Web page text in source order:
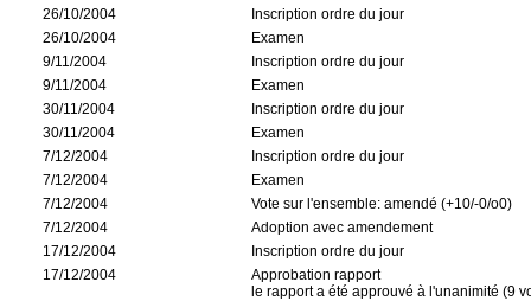
26/10/2004
Inscription ordre du jour
26/10/2004
Examen
9/11/2004
Inscription ordre du jour
9/11/2004
Examen
30/11/2004
Inscription ordre du jour
30/11/2004
Examen
7/12/2004
Inscription ordre du jour
7/12/2004
Examen
7/12/2004
Vote sur l'ensemble: amendé (+10/-0/o0)
7/12/2004
Adoption avec amendement
17/12/2004
Inscription ordre du jour
17/12/2004
Approbation rapport
le rapport a été approuvé à l'unanimité (9